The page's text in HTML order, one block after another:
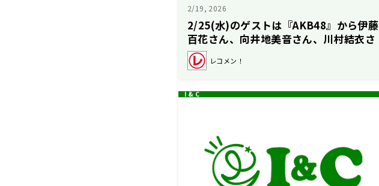
2/19, 2026
2/25(水)のゲストは『AKB48』から伊藤
百花さん、向井地美音さん、川村結衣さ
ん！【矢吹奈子のレコメン！】
レコメン！